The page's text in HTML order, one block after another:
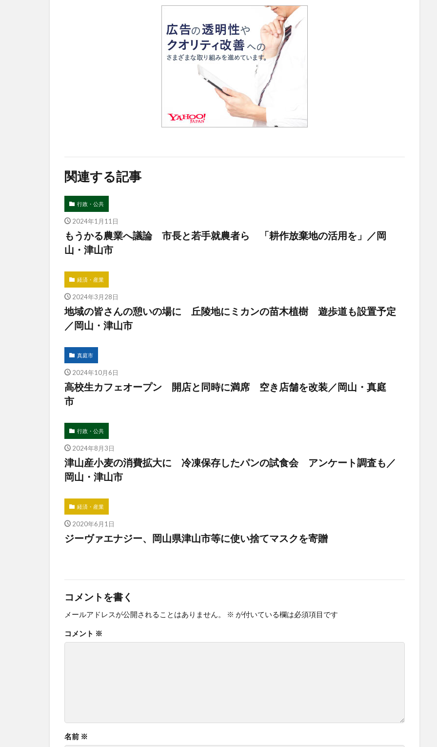
関連する記事
行政・公共
2024年1月11日
もうかる農業へ議論 市長と若手就農者ら 「耕作放棄地の活用を」／岡
山・津山市
経済・産業
2024年3月28日
地域の皆さんの憩いの場に 丘陵地にミカンの苗木植樹 遊歩道も設置予定
／岡山・津山市
真庭市
2024年10月6日
高校生カフェオープン 開店と同時に満席 空き店舗を改装／岡山・真庭
市
行政・公共
2024年8月3日
津山産小麦の消費拡大に 冷凍保存したパンの試食会 アンケート調査も／
岡山・津山市
経済・産業
2020年6月1日
ジーヴァエナジー、岡山県津山市等に使い捨てマスクを寄贈
コメントを書く
メールアドレスが公開されることはありません。 ※ が付いている欄は必須項目です
コメント ※
名前 ※